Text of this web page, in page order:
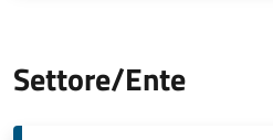
Settore/Ente